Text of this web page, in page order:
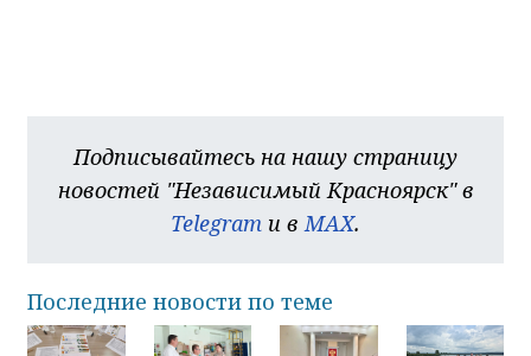
Подписывайтесь на нашу страницу
новостей "Независимый Красноярск" в
Telegram и вMAX.
Последние новости по теме